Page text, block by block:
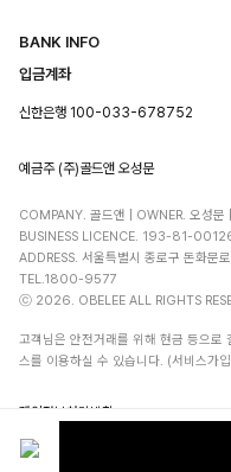
BANK INFO
입금계좌
신한은행 100-033-678752
예금주 (주)골드앤 오성문
COMPANY. 골드앤 | OWNER. 오성문
BUSINESS LICENCE. 193-81-
ADDRESS. 서울특별시 종로구 돈화
TEL.1800-9577
ⓒ 2026. OBELEE ALL RIGHTS
고객님은 안전거래를 위해 현금 등으로
스를 이용하실 수 있습니다. (서비스가
개인정보처리방침